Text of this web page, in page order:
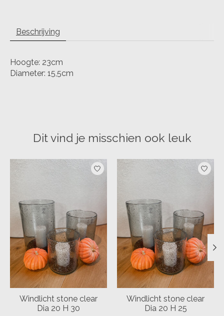
Beschrijving
Hoogte: 23cm
Diameter: 15,5cm
Dit vind je misschien ook leuk
Items van productcarrousel
Windlicht stone clear
Dia 20 H 30
Windlicht stone clear
Dia 20 H 25